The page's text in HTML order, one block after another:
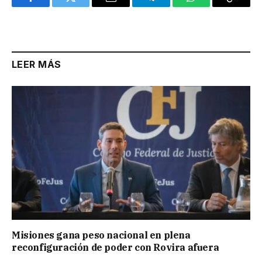
FacebookTwitter Email TelegramWhatsAppCopy
LEER MÁS
Misiones gana peso nacional en plena
reconfiguración de poder con Rovira afuera